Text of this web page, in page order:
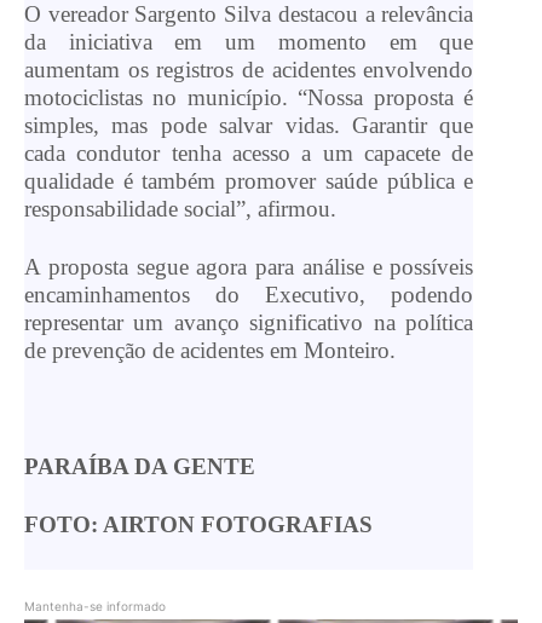
O vereador Sargento Silva destacou a relevância
da iniciativa em um momento em que
aumentam os registros de acidentes envolvendo
motociclistas no município. “Nossa proposta é
simples, mas pode salvar vidas. Garantir que
cada condutor tenha acesso a um capacete de
qualidade é também promover saúde pública e
responsabilidade social”, afirmou.
A proposta segue agora para análise e possíveis
encaminhamentos do Executivo, podendo
representar um avanço significativo na política
de prevenção de acidentes em Monteiro.
PARAÍBA DA GENTE
FOTO: AIRTON FOTOGRAFIAS
Mantenha-se informado